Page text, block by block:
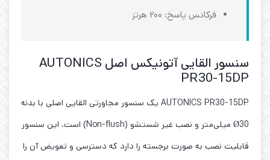
فرکانس پاسخ: ۲۰۰ هرتز
سنسور القایی آتونیکس اصل AUTONICS
PR30-15DP
AUTONICS PR30-15DP یک سنسور مجاورتی القایی اصلی با بدنه
Ø30 میلی‌متر و نصب غیر شستشو (Non-flush) است. این سنسور
قابلیت نصب به صورت برجسته را دارد که دسترسی و تعویض آن را